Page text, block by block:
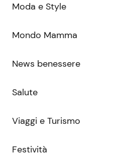
Moda e Style
Mondo Mamma
News benessere
Salute
Viaggi e Turismo
Festività